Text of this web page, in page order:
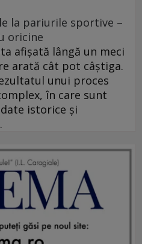
la pariurile sportive –
oricine
afișată lângă un meci
arată cât pot câștiga.
unui proces
în care sunt
istorice și